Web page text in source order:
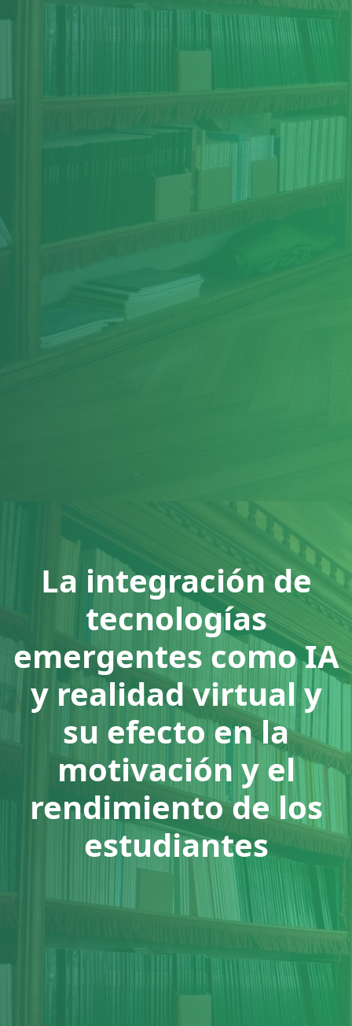
La integración de
tecnologías
emergentes como IA
y realidad virtual y
su efecto en la
motivación y el
rendimiento de los
estudiantes